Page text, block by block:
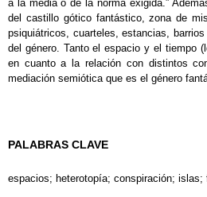
a la media o de la norma exigida.”
del castillo gótico fantástico, zona de
psiquiátricos, cuarteles, estancias,
del género. Tanto el espacio y el tiempo
en cuanto a la relación con distintos
mediación semiótica que es el género
PALABRAS CLAVE
espacios; heterotopía; conspiración; islas;